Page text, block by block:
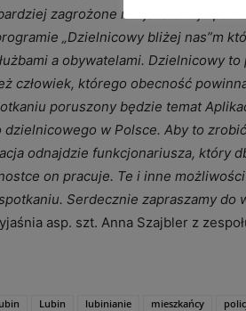
zagrożone miejsca swoje
„Dzielnicowy bliżej nas”m
a obywatelami. Dzielnicowy
człowiek, którego obecność
poruszony będzie temat
w Polsce. Aby to
odnajdzie funkcjonariusza, który
on pracuje. Te i inne
Serdecznie zapraszamy do
asp. szt. Anna Szajbler z
Lubin lubinianie mieszkańcy